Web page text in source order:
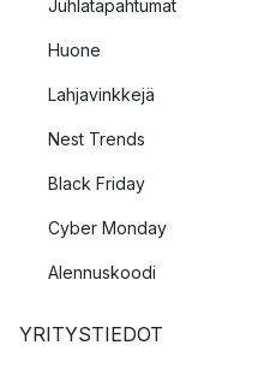
Juhlatapahtumat
Huone
Lahjavinkkejä
Nest Trends
Black Friday
Cyber Monday
Alennuskoodi
YRITYSTIEDOT